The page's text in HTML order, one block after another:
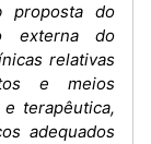
proposta do
externa do
relativas
e meios
terapêutica,
adequados